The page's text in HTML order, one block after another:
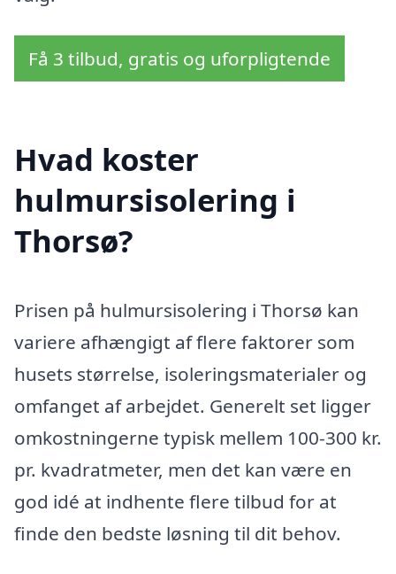
Få 3 tilbud, gratis og uforpligtende
Hvad koster
hulmursisolering i
Thorsø?
Prisen på hulmursisolering i Thorsø kan
variere afhængigt af flere faktorer som
husets størrelse, isoleringsmaterialer og
omfanget af arbejdet. Generelt set ligger
omkostningerne typisk mellem 100-300 kr.
pr. kvadratmeter, men det kan være en
god idé at indhente flere tilbud for at
finde den bedste løsning til dit behov.